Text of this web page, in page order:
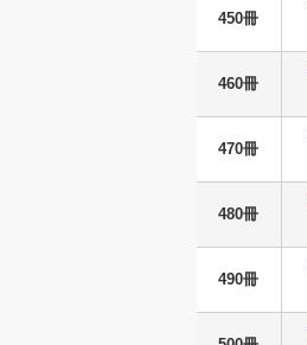
450冊
460冊
470冊
480冊
490冊